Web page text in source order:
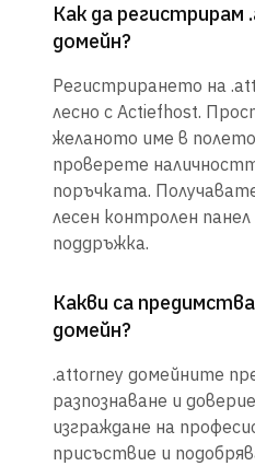
Как да регистрирам
домейн?
Регистрирането на
лесно с Actiefhost.
желаното име в
проверете
поръчката.
лесен контролен
поддръжка.
Какви са
домейн?
.attorney домейните
разпознаване и
изграждане на
присъствие и